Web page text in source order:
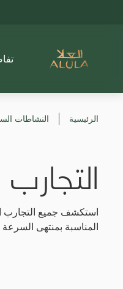
الرئيسية النشاطات
استكشف جميع التجارب
المناسبة بمنتهى